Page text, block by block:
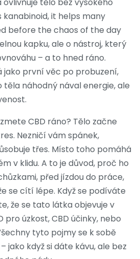
tělo bez vysokého
kanabinoid, it helps many
before the chaos of the day
kapku, ale o nástroj, který
– a to hned ráno.
jako první věc po probuzení,
náhodný nával energie, ale
CBD ráno? Tělo začne
Nezničí vám spánek,
třes. Místo toho pomáhá
v klidu. A to je důvod, proč ho
před jízdou do práce,
se cítí lépe. Když se podíváte
že se tato látka objevuje v
pro úzkost,CBD účinky, nebo
tyto pojmy se k sobě
jako když si dáte kávu, ale bez